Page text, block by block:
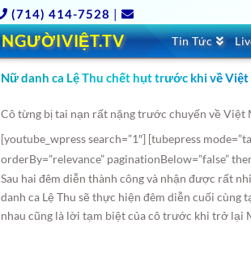
(714) 414-7528 |
NGƯỜIVIỆT.TV Tin Tức
Nữ danh ca Lệ Thu chết hụt trước khi về Việt
Cô từng bị tai nạn rất nặng trước chuyến về Việt
[youtube_wpress search=”1″] [tubepress
orderBy=”relevance” paginationBelow=”false”
Sau hai đêm diễn thành công và nhận được rất
danh ca Lệ Thu sẽ thực hiện đêm diễn cuối
nhau cũng là lời tạm biệt của cô trước khi trở lại